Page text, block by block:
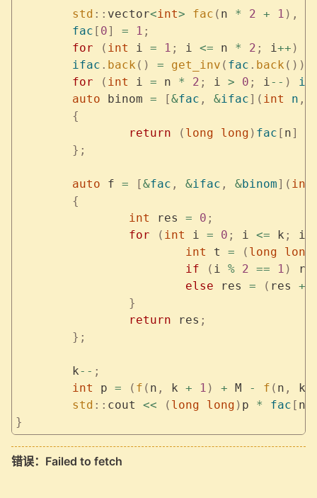
	std
:: vector<int> fac ( n * 2 + 1 ),
	fac
[ 0] = 1 ;
	for
( int i = 1 ; i <= n * 2 ; i++ )
	ifac
. back () = get_inv ( fac . back ());
	for
( int i = n * 2 ; i > 0 ; i-- )
	auto
binom = [&fac , &ifac]( int n ,
	{
		return
( long long ) fac [ n]
	};
	auto
f = [&fac , &ifac , &binom]( int
	{
		int
res = 0 ;
		for
( int i = 0 ; i <= k ; i
			int
t = ( long long
			if
( i % 2 == 1 )
			else
res = ( res +
		}
		return
res ;
	};
	k
-- ;
	int
p = ( f ( n , k + 1 ) + M - f ( n , k
	std
:: cout << ( long long ) p * fac [ n
}